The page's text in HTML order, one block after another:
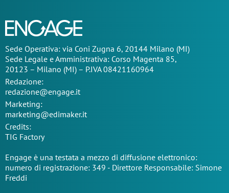
Sede Operativa: via Coni Zugna 6, 20144 Milano (MI)
Sede Legale e Amministrativa: Corso Magenta 85,
20123 – Milano (MI) – P.IVA 08421160964
Redazione:
redazione@engage.it
Marketing:
marketing@edimaker.it
Credits:
TIG Factory
Engage è una testata a mezzo di diffusione elettronico:
numero di registrazione: 349 - Direttore Responsabile: Simone
Freddi